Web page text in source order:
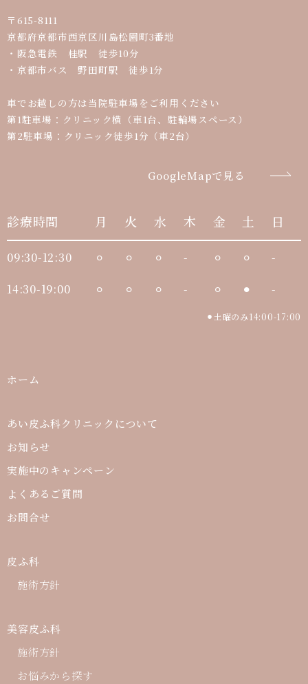
〒615-8111
京都府京都市西京区川島松園町3番地
・阪急電鉄 桂駅 徒歩10分
・京都市バス 野田町駅 徒歩1分
車でお越しの方は当院駐車場をご利用ください
第1駐車場：クリニック横（車1台、駐輪場スペース）
第2駐車場：クリニック徒歩1分（車2台）
GoogleMapで見る
診療時間 月 火 水 木 金 土 日
09:30-12:30 ⚪︎ ⚪︎ ⚪︎ - ⚪︎ ⚪︎ -
14:30-19:00 ⚪︎ ⚪︎ ⚪︎ - ⚪︎ ⚫︎ -
⚫︎土曜のみ14:00-17:00
ホーム
あい皮ふ科クリニックについて
お知らせ
実施中のキャンペーン
よくあるご質問
お問合せ
皮ふ科
施術方針
美容皮ふ科
施術方針
お悩みから探す